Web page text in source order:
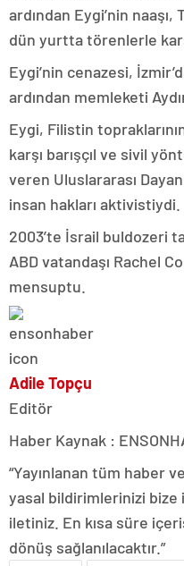
ardından Eygi’nin
dün yurtta törenlerle
Eygi’nin cenazesi,
ardından memleketi
Eygi, Filistin
karşı barışçıl ve sivil
veren Uluslararası
insan hakları aktivistiydi.
2003’te İsrail buldozeri
ABD vatandaşı Rachel
mensuptu.
Adile Topçu
Editör
Haber Kaynak :
“Yayınlanan tüm haber
yasal bildirimlerinizi bize
iletiniz. En kısa süre
dönüş sağlanılacaktır.”